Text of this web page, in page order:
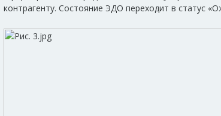
контрагенту. Состояние ЭДО переходит в статус